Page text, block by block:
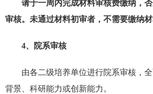
请于一周内完成材料审核费缴纳，
审核。未通过材料初审者，不需要缴纳材
4、院系审核
由各二级培养单位进行院系审核，
背景、科研能力或创新能力。